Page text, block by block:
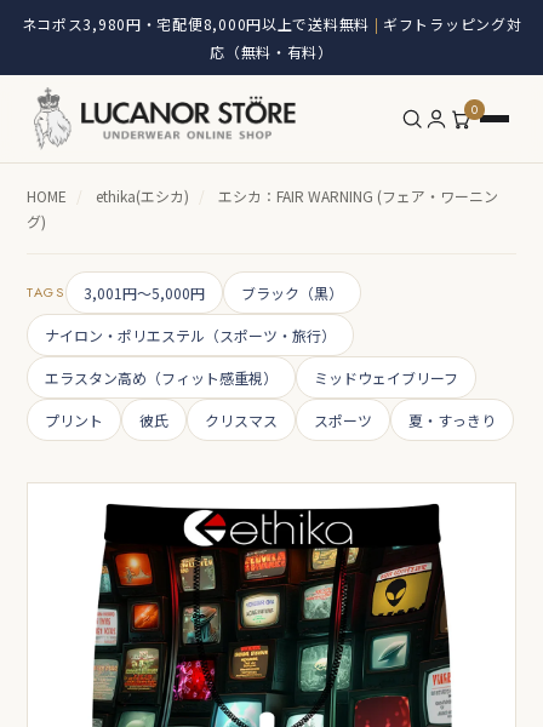
ネコポス3,980円・宅配便8,000円以上で送料無料 | ギフトラッピング対
応（無料・有料）
0
HOME / ethika(エシカ) /
エシカ：FAIR WARNING (フェア・ワーニン
グ)
TAGS 3,001円～5,000円 ブラック（黒）
ナイロン・ポリエステル（スポーツ・旅行）
エラスタン高め（フィット感重視） ミッドウェイブリーフ
プリント 彼氏 クリスマス スポーツ 夏・すっきり